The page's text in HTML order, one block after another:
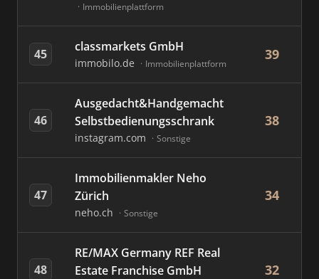
Immobilienplattform
45 classmarkets GmbH
immobilo.de Immobilienplattform
39
46
Ausgedacht&Handgemacht
Selbstbedienungsschrank
instagram.com Sonstige
38
47
Immobilienmakler Neho
Zürich
neho.ch Sonstige
34
48
RE/MAX Germany REF Real
Estate Franchise GmbH
32